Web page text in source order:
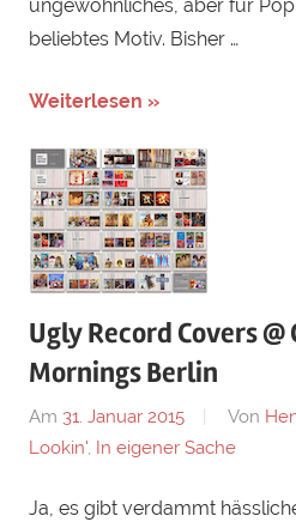
ungewöhnliches, aber für
beliebtes Motiv. Bisher …
Weiterlesen »
Ugly Record Covers
Mornings Berlin
Am 31. Januar 2015 Von
Lookin', In eigener Sache
Ja, es gibt verdammt